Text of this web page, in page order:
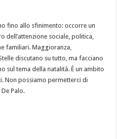
fino allo sfinimento: occorre un
dell’attenzione sociale, politica,
familiari. Maggioranza,
discutano su tutto, ma facciano
sul tema della natalità. È un ambito
Non possiamo permetterci di
Palo.